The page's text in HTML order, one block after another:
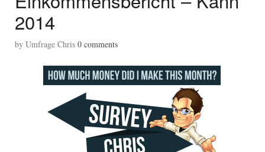
2014
by Umfrage Chris 0 comments